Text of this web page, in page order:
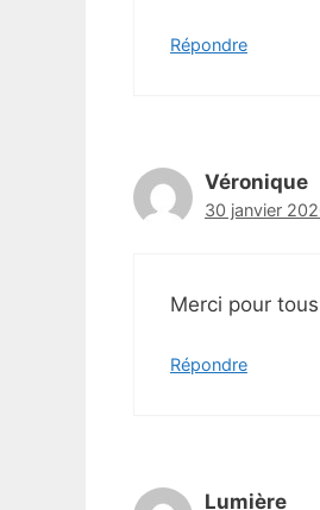
Répondre
Véronique
30 janvier
Merci pour
Répondre
Lumière